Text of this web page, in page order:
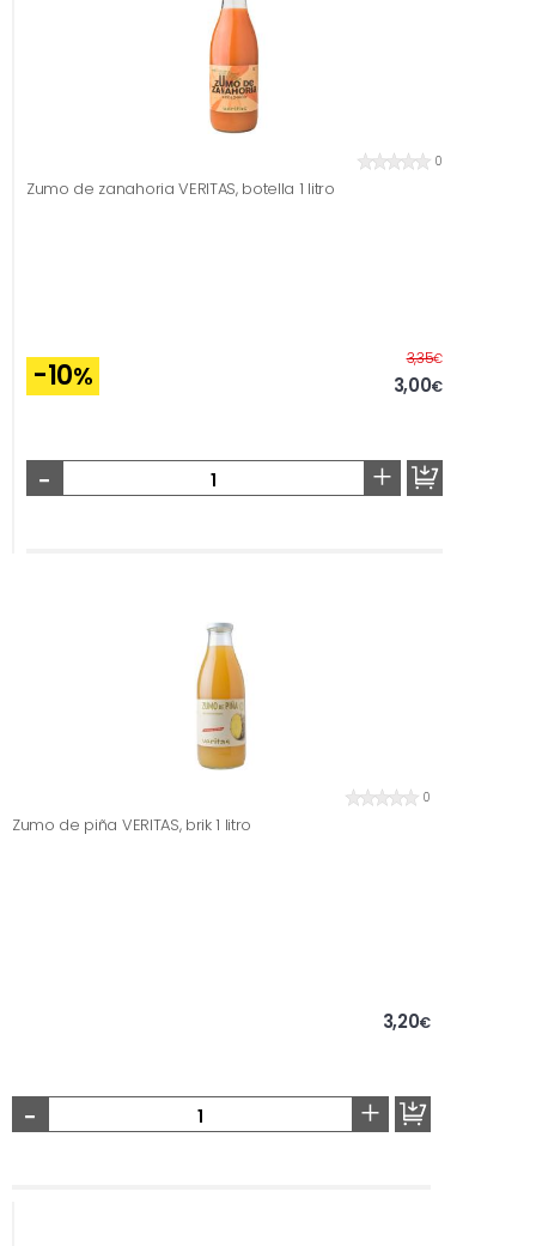
0
Zumo de zanahoria VERITAS, botella 1 litro
-10%
3,35€Before
3,00€
- +
0
Zumo de piña VERITAS, brik 1 litro
3,20€
- +